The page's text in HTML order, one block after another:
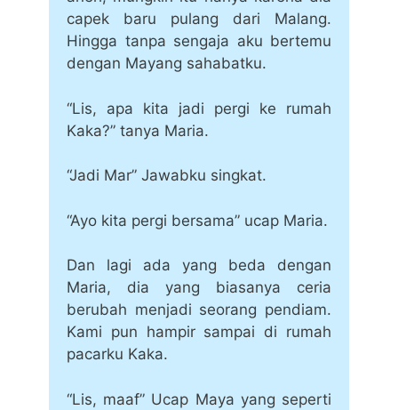
capek baru pulang dari Malang.
Hingga tanpa sengaja aku bertemu
dengan Mayang sahabatku.
“Lis, apa kita jadi pergi ke rumah
Kaka?” tanya Maria.
“Jadi Mar” Jawabku singkat.
“Ayo kita pergi bersama” ucap Maria.
Dan lagi ada yang beda dengan
Maria, dia yang biasanya ceria
berubah menjadi seorang pendiam.
Kami pun hampir sampai di rumah
pacarku Kaka.
“Lis, maaf” Ucap Maya yang seperti